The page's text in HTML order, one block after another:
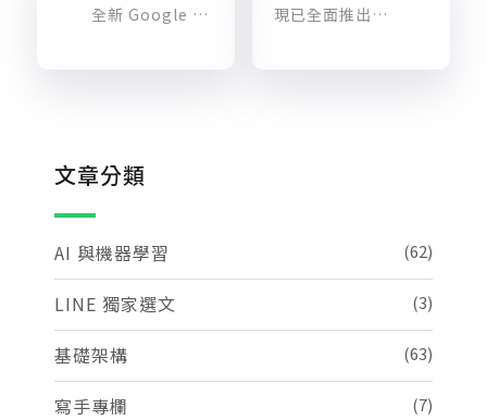
全新 Google 雲端製造業解決方案：智慧工廠、智慧工作者
現已全面推出：BigQuery BI Engine 支援許多 BI 工具或自訂應用程式
文章分類
AI 與機器學習 (62)
LINE 獨家選文 (3)
基礎架構 (63)
寫手專欄 (7)